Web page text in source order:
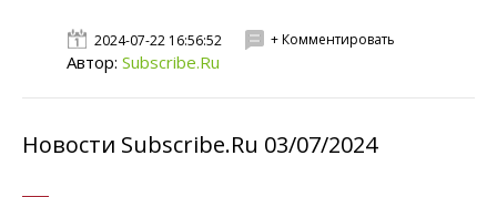
2024-07-22 16:56:52 + Комментировать
Автор: Subscribe.Ru
Новости Subscribe.Ru 03/07/2024